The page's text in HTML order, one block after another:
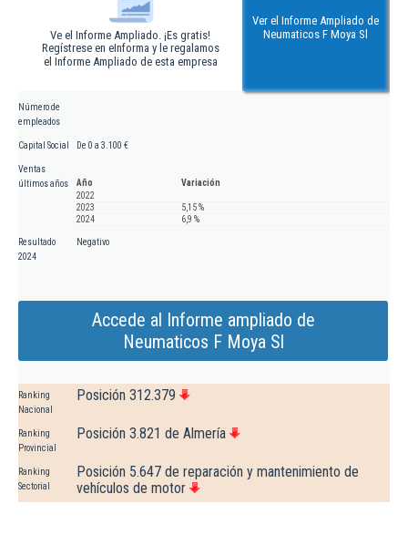
Ve el Informe Ampliado. ¡Es gratis!
Regístrese en eInforma y le regalamos
el Informe Ampliado de esta empresa
Ver el Informe Ampliado de
Neumaticos F Moya Sl
Número de
empleados
Capital Social De 0 a 3.100 €
Ventas
últimos años
Año
Variación
2022
2023
5,15 %
2024
6,9 %
Resultado
2024
Negativo
Accede al Informe ampliado de
Neumaticos F Moya Sl
Ranking
Nacional
Posición 312.379
Ranking
Provincial
Posición 3.821 de Almería
Ranking
Sectorial
Posición 5.647 de reparación y mantenimiento de
vehículos de motor